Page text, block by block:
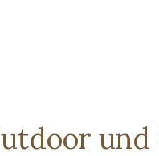
und